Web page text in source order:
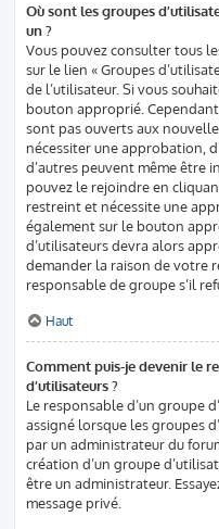
Où sont les groupes
un ?
Vous pouvez consulter tous
sur le lien « Groupes
de l’utilisateur. Si vous
bouton approprié.
sont pas ouverts aux
nécessiter une approbation,
d’autres peuvent même être
pouvez le rejoindre en
restreint et nécessite une
également sur le bouton
d’utilisateurs devra alors
demander la raison de votre
responsable de groupe s’il
Haut
Comment puis-je devenir le
d’utilisateurs ?
Le responsable d’un groupe
assigné lorsque les groupes
par un administrateur du
création d’un groupe
être un administrateur.
message privé.